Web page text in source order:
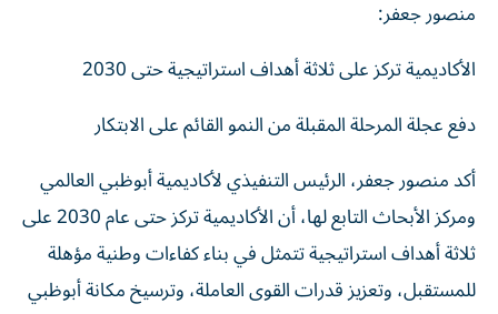
الأكاديمية تركز على ثلاثة أهداف استراتيجية حتى 2030
أكد منصور جعفر، الرئيس التنفيذي لأكاديمية أبوظبي العالمي
ومركز الأبحاث التابع لها، أن الأكاديمية تركز حتى عام 2030 على
ثلاثة أهداف استراتيجية تتمثل في بناء كفاءات وطنية مؤهلة
للمستقبل، وتعزيز قدرات القوى العاملة، وترسيخ مكانة أبوظبي
كمركز إقليمي للتعليم، والتطوير التنفيذي، والبحوث التطبيقية